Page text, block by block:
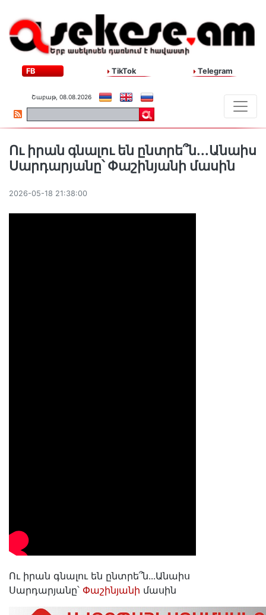
FB TikTok Telegram
Շաբաթ, 08.08.2026
Ու իրան գնալու են ընտրե՞ն․․․Անաիս
Սարդարյանը՝ Փաշինյանի մասին
2026-05-18 21:38:00
Ու իրան գնալու են ընտրե՞ն․․․Անաիս
Սարդարյանը՝ Փաշինյանի մասին